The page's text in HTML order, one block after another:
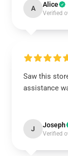
A Alice
Verified
Saw this
assistance
J Joseph
Verified